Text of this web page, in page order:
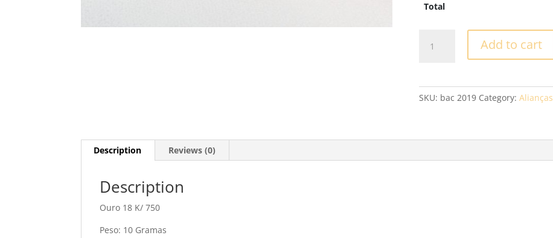
Total
Casamento
quantity
Add to cart
SKU: bac 2019 Category: Alianças
Description Reviews (0)
Description
Ouro 18 K/ 750
Peso: 10 Gramas